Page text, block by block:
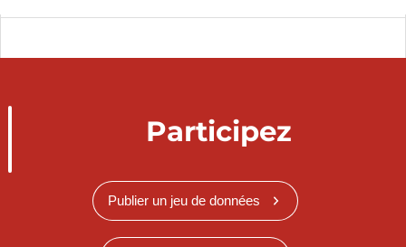
Participez
Publier un jeu de données